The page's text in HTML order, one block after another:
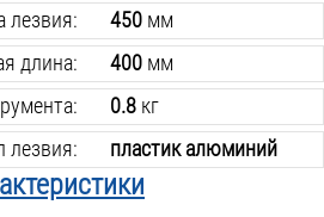
лезвия:
450мм
длина:
400мм
0.8кг
лезвия:
пластик алюминий
нет